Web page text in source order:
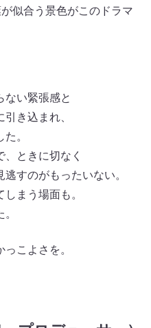
似合う景色がこのドラマ
ない緊張感と
き込まれ、
。
ときに切なく
すのがもったいない。
まう場面も。
こよさを。